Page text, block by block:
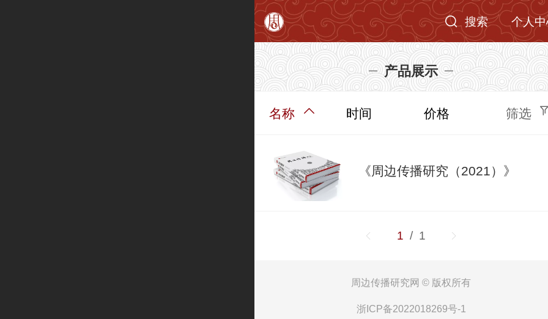
搜索 个人
产品展示
名称 时间 价格 筛选
《周边传播研究（2021）》
1 / 1
周边传播研究网 © 版权所有
浙ICP备2022018269号-1